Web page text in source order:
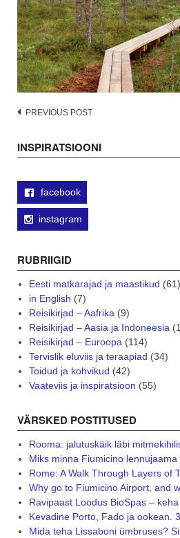
Post
PREVIOUS POST
INSPIRATSIOONI
facebook
instagram
RUBRIIGID
Eesti matkarajad ja maastikud (61)
in English (7)
Reisikirjad – Aafrika(9)
Reisikirjad – Aasia ja Indoneesia
Reisikirjad – Euroopa(114)
Tervislik eluviis ja teraapiad (34)
Toidud ja kohvikud (42)
Vaateviis ja inspiratsioon (55)
VÄRSKED POSTITUSED
Rooma: jalutuskäik läbi
Miks minna Fiumicino
Rome: A Walk Through Layers of
Why go to Fiumicino Airport, and
Ravipaast Loodus BioSpas –
Kevadine Porto, Fado ja ookean.
Mida teha Lissaboni ümbruses?